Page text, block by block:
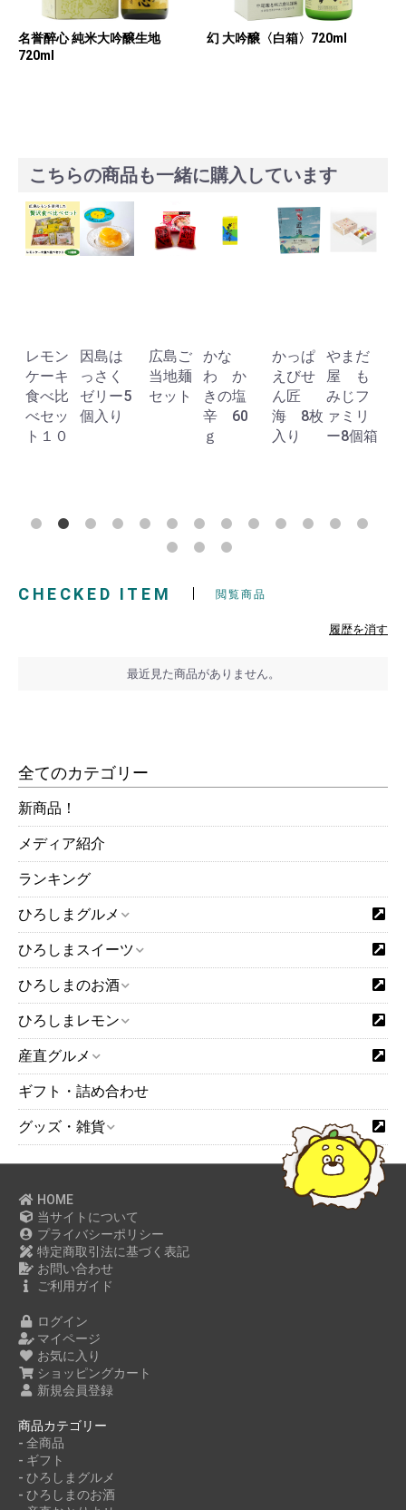
名誉醉心 純米大吟醸生地
720ml
幻 大吟醸〈白箱〉720ml
こちらの商品も一緒に購入しています
レモン
ケーキ
食べ比
べセッ
ト１０
因島は
っさく
ゼリー5
個入り
広島ご
当地麺
セット
かな
わ か
きの塩
辛 60
ｇ
かっぱ
えびせ
ん匠
海 8枚
入り
やまだ
屋 も
みじフ
ァミリ
ー8個箱
CHECKED ITEM 閲覧商品
履歴を消す
最近見た商品がありません。
全てのカテゴリー
新商品！
メディア紹介
ランキング
ひろしまグルメ
ひろしまスイーツ
ひろしまのお酒
ひろしまレモン
産直グルメ
ギフト・詰め合わせ
グッズ・雑貨
HOME
当サイトについて
プライバシーポリシー
特定商取引法に基づく表記
お問い合わせ
ご利用ガイド
ログイン
マイページ
お気に入り
ショッピングカート
新規会員登録
商品カテゴリー
- 全商品
- ギフト
- ひろしまグルメ
- ひろしまのお酒